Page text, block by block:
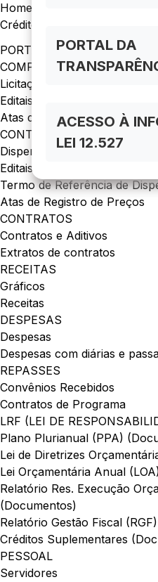
PORTAL DA
ACESSO À
LEI 12.527
Home
Créditos Suplementares
PORTAL DA
COMPRAS
Licitações
Editais de Licitações
Atas de Registro de Preço
CONTRATAÇÕES DIRETAS
Dispensas e Inexigibilidades
Editais de Dispensa de
Termo de Referência de
Atas de Registro de Preços
CONTRATOS
Contratos e Aditivos
Extratos de contratos
RECEITAS
Gráficos
Receitas
DESPESAS
Despesas
Despesas com diárias e
REPASSES
Convênios Recebidos
Contratos de Programa
LRF (LEI DE
Plano Plurianual (PPA)
Lei de Diretrizes
Lei Orçamentária Anual
Relatório Res. Execução
(Documentos)
Relatório Gestão Fiscal
Créditos Suplementares
PESSOAL
Servidores